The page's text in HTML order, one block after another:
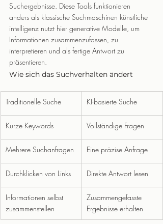
Suchergebnisse. Diese Tools funktionieren
anders als klassische Suchmaschinen künstliche
intelligenz nutzt hier generative Modelle, um
Informationen zusammenzufassen, zu
interpretieren und als fertige Antwort zu
präsentieren.
Wie sich das Suchverhalten ändert
Traditionelle Suche KI-basierte Suche
Kurze Keywords Vollständige Fragen
Mehrere Suchanfragen Eine präzise Anfrage
Durchklicken von Links Direkte Antwort lesen
Informationen selbst
zusammenstellen
Zusammengefasste
Ergebnisse erhalten